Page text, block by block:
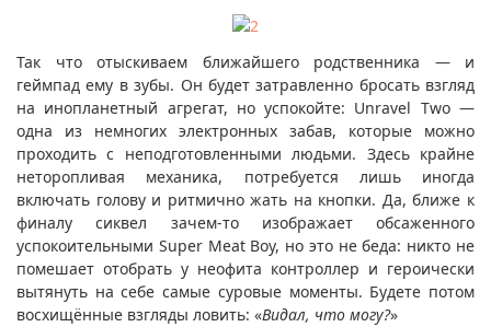
Так что отыскиваем ближайшего родственника — и
геймпад ему в зубы. Он будет затравленно бросать взгляд
на инопланетный агрегат, но успокойте: Unravel Two —
одна из немногих электронных забав, которые можно
проходить с неподготовленными людьми. Здесь крайне
неторопливая механика, потребуется лишь иногда
включать голову и ритмично жать на кнопки. Да, ближе к
финалу сиквел зачем-то изображает обсаженного
успокоительными Super Meat Boy, но это не беда: никто не
помешает отобрать у неофита контроллер и героически
вытянуть на себе самые суровые моменты. Будете потом
восхищённые взгляды ловить: «Видал, что могу?»